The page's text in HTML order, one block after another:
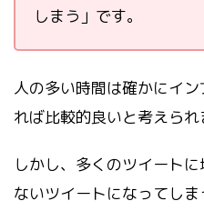
しまう」です。
人の多い時間は確かにイ
れば比較的良いと考えられ
しかし、多くのツイート
ないツイートになってし